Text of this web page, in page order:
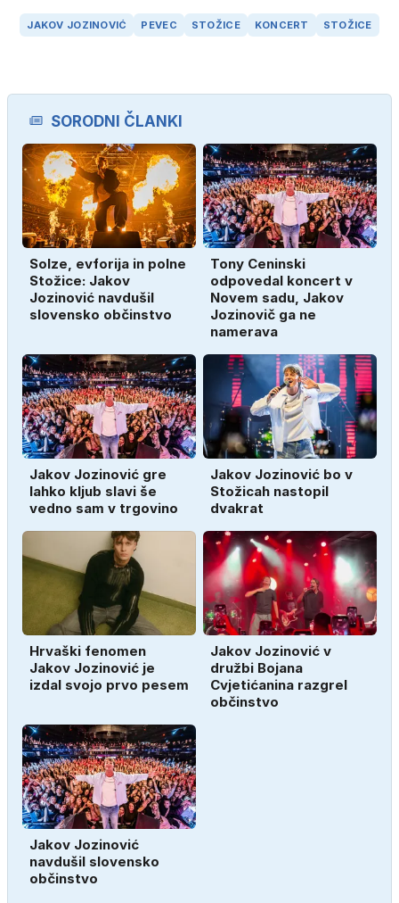
JAKOV JOZINOVIĆ PEVEC STOŽICE KONCERT STOŽICE
SORODNI ČLANKI
Solze, evforija in polne
Stožice: Jakov
Jozinović navdušil
slovensko občinstvo
Tony Ceninski
odpovedal koncert v
Novem sadu, Jakov
Jozinovič ga ne
namerava
Jakov Jozinović gre
lahko kljub slavi še
vedno sam v trgovino
Jakov Jozinović bo v
Stožicah nastopil
dvakrat
Hrvaški fenomen
Jakov Jozinović je
izdal svojo prvo pesem
Jakov Jozinović v
družbi Bojana
Cvjetićanina razgrel
občinstvo
Jakov Jozinović
navdušil slovensko
občinstvo